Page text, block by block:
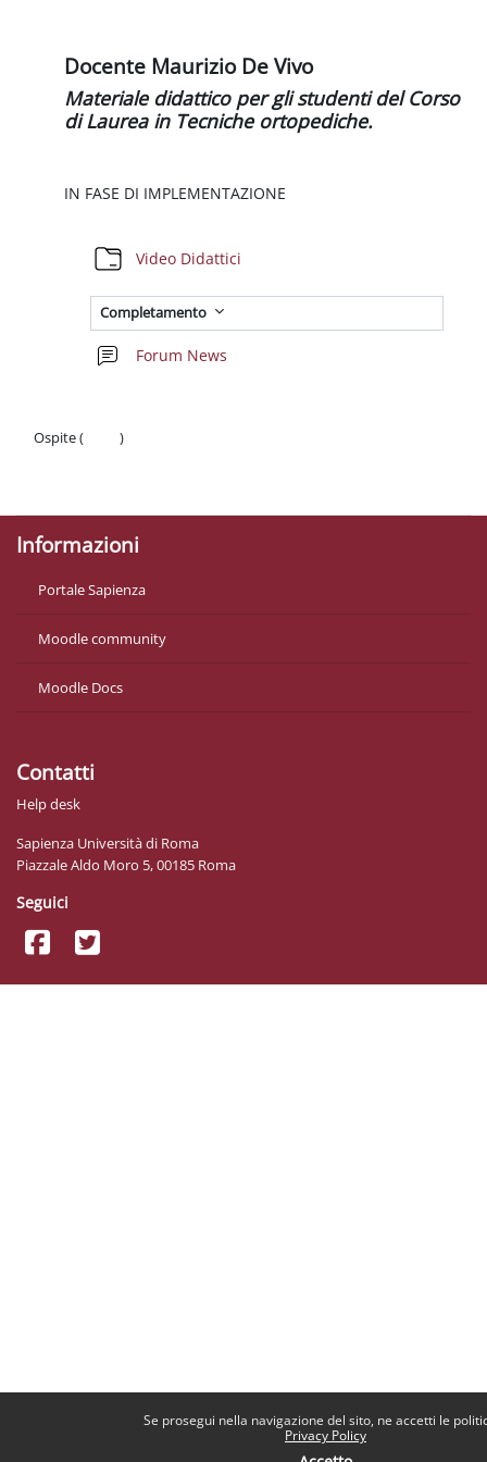
Se prosegui nella navigazione del sito, ne accetti le
Privacy Policy
Docente Maurizio De Vivo
Materiale didattico per gli studenti del Corso
di Laurea in Tecniche ortopediche.
IN FASE DI IMPLEMENTAZIONE
Video Didattici
Completamento
Forum News
Ospite (
)
Informazioni
Portale Sapienza
Moodle community
Moodle Docs
Contatti
Help desk
Sapienza Università di Roma
Piazzale Aldo Moro 5, 00185 Roma
Seguici